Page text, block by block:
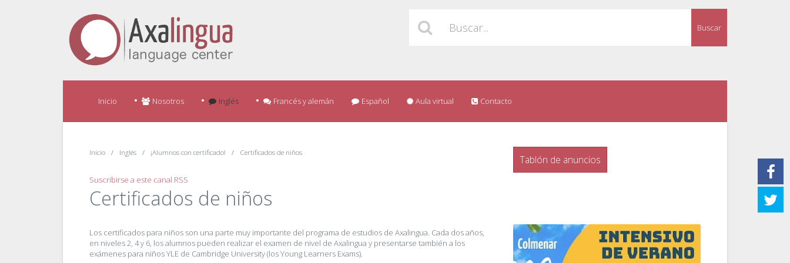
Buscar
Inicio Nosotros Inglés Francés y alemán Español Aula virtual Contacto
Inicio Inglés ¡Alumnos con certificado! Certificados de niños
Suscribirse a este canal RSS
Certificados de niños
Los certificados para niños son una parte muy importante del programa de estudios de Axalingua. Cada dos años,
en niveles 2, 4 y 6, los alumnos pueden realizar el examen de nivel de Axalingua y presentarse también a los
exámenes para niños YLE de Cambridge University (los Young Learners Exams).
Tablón de anuncios